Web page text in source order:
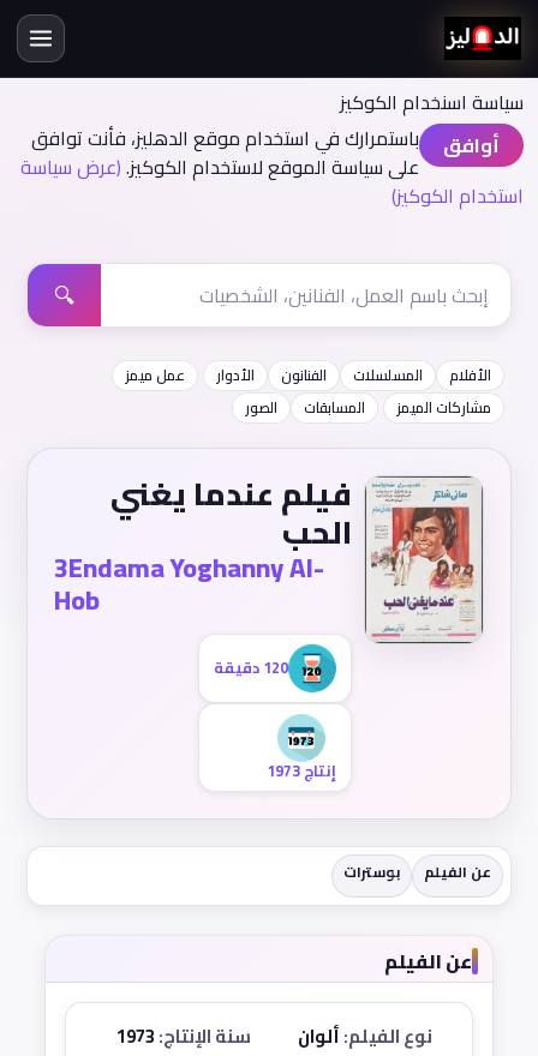
سياسة اسنخدام الكوكيز
أوافق
باستمرارك في استخدام موقع الدهليز، فأنت توافق
على سياسة الموقع لاستخدام الكوكيز.(عرض سياسة
استخدام الكوكيز)
🔍
الأفلام المسلسلات الفنانون الأدوار
عمل ميمز
مشاركات الميمز
المسابقات الصور
فيلم عندما يغني
الحب
3Endama Yoghanny Al-
Hob
120 دقيقة
إنتاج 1973
عن الفيلم بوسترات
عن الفيلم
نوع الفيلم:ألوان سنة الإنتاج: